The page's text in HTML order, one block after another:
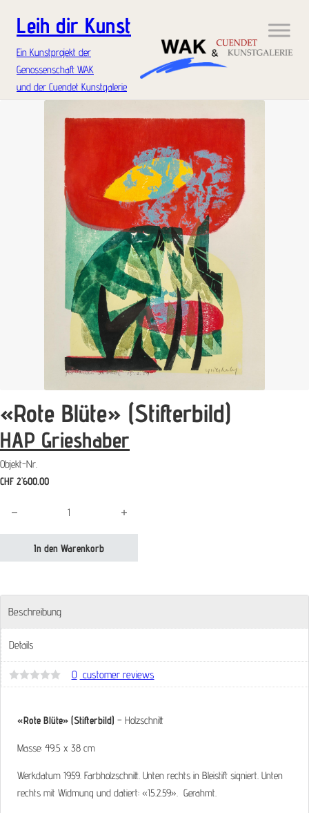
Leih dir Kunst
Ein Kunstprojekt der
Genossenschaft WAK
und der Cuendet Kunstgalerie
«Rote Blüte» (Stifterbild)
HAP Grieshaber
Objekt-Nr.
CHF 2'600.00
"Rote Blüte» (Stifterbild) HAP Grieshaber Menge
In den Warenkorb
Beschreibung
Details
Bewertet
von
0 customer reviews
«Rote Blüte» (Stifterbild) – Holzschnitt
Masse: 49.5 x 38 cm
Werkdatum 1959. Farbholzschnitt. Unten rechts in Bleistift signiert. Unten
rechts mit Widmung und datiert: «15.2.59». Gerahmt.